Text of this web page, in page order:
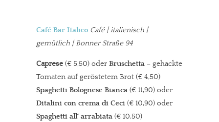
Café Bar Italico Café | italienisch |
gemütlich | Bonner Straße 94
Caprese (€ 5,50) oder Bruschetta – gehackte
Tomaten auf geröstetem Brot (€ 4,50)
Spaghetti Bolognese Bianca (€ 11,90) oder
Ditalini con crema di Ceci (€ 10,90) oder
Spaghetti all´ arrabiata (€ 10,50)